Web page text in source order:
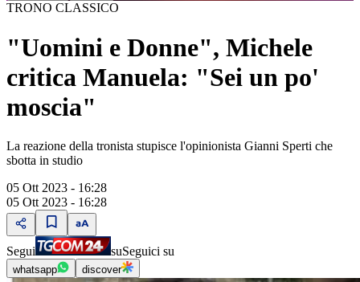
TRONO CLASSICO
"Uomini e Donne", Michele
critica Manuela: "Sei un po'
moscia"
La reazione della tronista stupisce l'opinionista Gianni Sperti che
sbotta in studio
05 Ott 2023 - 16:28
05 Ott 2023 - 16:28
Segui suSeguici su
whatsapp discover